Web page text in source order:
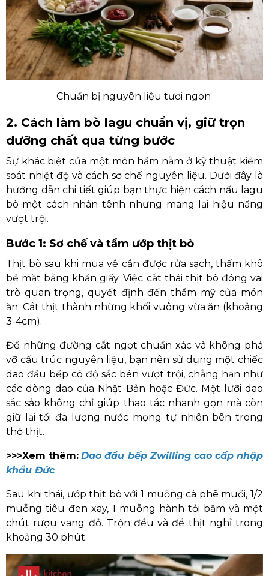
Chuẩn bị nguyên liệu tươi ngon
2. Cách làm bò lagu chuẩn vị, giữ trọn
dưỡng chất qua từng bước
Sự khác biệt của một món hầm nằm ở kỹ thuật kiểm
soát nhiệt độ và cách sơ chế nguyên liệu. Dưới đây là
hướng dẫn chi tiết giúp bạn thực hiện cách nấu lagu
bò một cách nhàn tênh nhưng mang lại hiệu năng
vượt trội.
Bước 1: Sơ chế và tẩm ướp thịt bò
Thịt bò sau khi mua về cần được rửa sạch, thấm khô
bề mặt bằng khăn giấy. Việc cắt thái thịt bò đóng vai
trò quan trọng, quyết định đến thẩm mỹ của món
ăn. Cắt thịt thành những khối vuông vừa ăn (khoảng
3-4cm).
Để những đường cắt ngọt chuẩn xác và không phá
vỡ cấu trúc nguyên liệu, bạn nên sử dụng một chiếc
dao đầu bếp có độ sắc bén vượt trội, chẳng hạn như
các dòng dao của Nhật Bản hoặc Đức. Một lưỡi dao
sắc sảo không chỉ giúp thao tác nhanh gọn mà còn
giữ lại tối đa lượng nước mọng tự nhiên bên trong
thớ thịt.
>>>Xem thêm: Dao đầu bếp Zwilling cao cấp nhập
khẩu Đức
Sau khi thái, ướp thịt bò với 1 muỗng cà phê muối, 1/2
muỗng tiêu đen xay, 1 muỗng hành tỏi băm và một
chút rượu vang đỏ. Trộn đều và để thịt nghỉ trong
khoảng 30 phút.